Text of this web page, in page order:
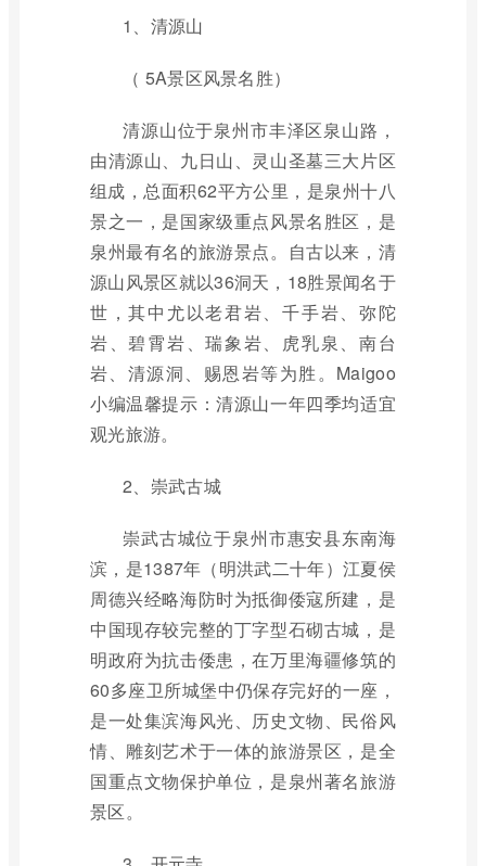
1、清源山
（ 5A景区风景名胜）
清源山位于泉州市丰泽区泉山路，
由清源山、九日山、灵山圣墓三大片区
组成，总面积62平方公里，是泉州十八
景之一，是国家级重点风景名胜区，是
泉州最有名的旅游景点。自古以来，清
源山风景区就以36洞天，18胜景闻名于
世，其中尤以老君岩、千手岩、弥陀
岩、碧霄岩、瑞象岩、虎乳泉、南台
岩、清源洞、赐恩岩等为胜。Maigoo
小编温馨提示：清源山一年四季均适宜
观光旅游。
2、崇武古城
崇武古城位于泉州市惠安县东南海
滨，是1387年（明洪武二十年）江夏侯
周德兴经略海防时为抵御倭寇所建，是
中国现存较完整的丁字型石砌古城，是
明政府为抗击倭患，在万里海疆修筑的
60多座卫所城堡中仍保存完好的一座，
是一处集滨海风光、历史文物、民俗风
情、雕刻艺术于一体的旅游景区，是全
国重点文物保护单位，是泉州著名旅游
景区。